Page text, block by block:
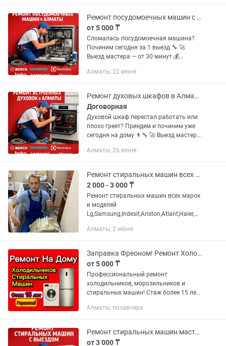
LG, SAMSUNG,...
Ремонт посудомоечных машин с выездом на дом
от 5 000 ₸
Сломалась посудомоечная машина?
Починим сегодня за 1 выезд 🔧 🚀
Выезд мастера — от 30 минут 💰
ремонте) 🛠 Ремонт на месте — 90%
Частые...
Алматы, 22 июня
Ремонт духовых шкафов в Алматы
Договорная
Духовой шкаф перестал работать или
плохо греет? Приедем и починим уже
сегодня на дому 👨🔧 🚀 Выезд мастера
бесплатно 🛠 Ремонт за 1 визит (90%
Алматы, 26 июня
Ремонт стиральных машин всех марок
2 000 - 3 000 ₸
Ремонт стиральных машин всех марок
и моделей
Lg,Samsung,Indesit,Ariston,Atlant,Haier,Ve
Огромный опыт работы более 15 лет
до 2 лет
Алматы, 2 июня
Заправка Фреоном! Ремонт Холодильников и Стиральных Машин! На дому!
от 5 000 ₸
Профессиональный ремонт
холодильников, морозильников и
стиральных машин! Стаж более 15 лет!
устраним неисправность любой
Гарантия на...
Алматы, позавчера
Ремонт стиральных машин мастер с выездом на дом сегодня
от 3 000 ₸